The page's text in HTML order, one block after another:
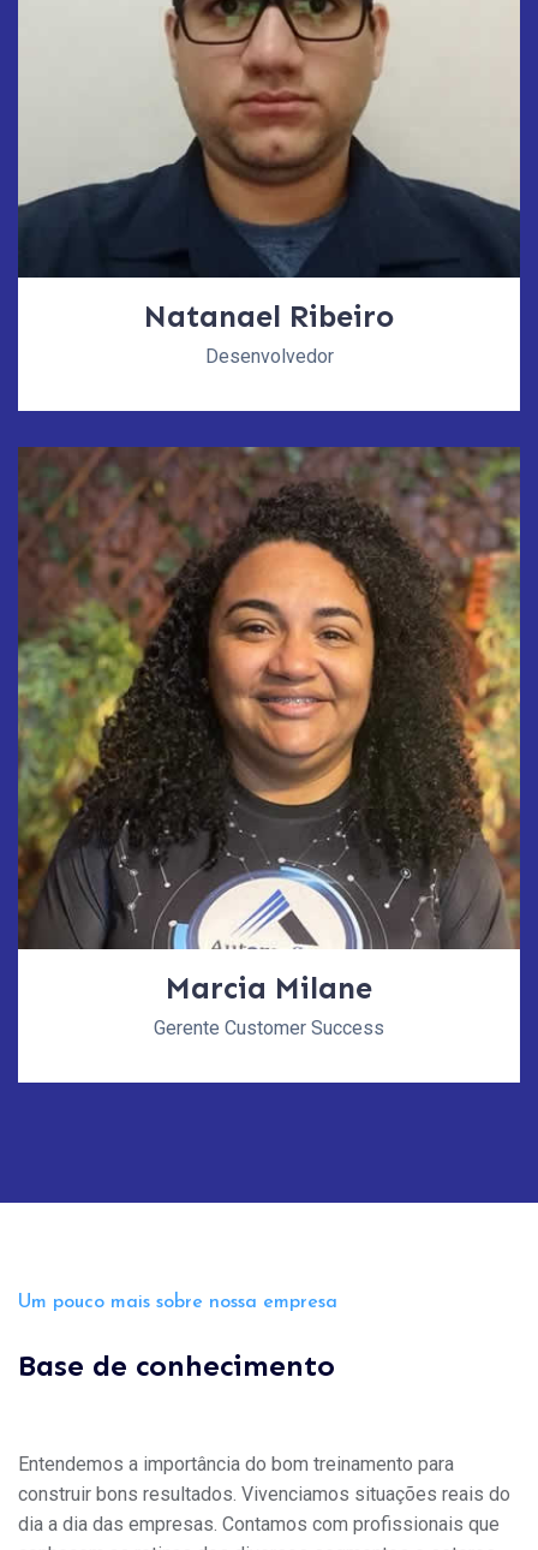
Natanael Ribeiro
Desenvolvedor
Marcia Milane
Gerente Customer Success
Um pouco mais sobre nossa empresa
Base de conhecimento
Entendemos a importância do bom treinamento para
construir bons resultados. Vivenciamos situações reais do
dia a dia das empresas. Contamos com profissionais que